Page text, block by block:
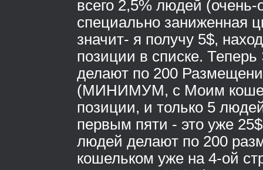
всего 2,5% людей
специально заниженная
значит- я получу 5$,
позиции в списке.
делают по 200
(МИНИМУМ, с Моим
позиции, и только 5
первым пяти - это уже
людей делают по 200
кошельком уже на 4-ой